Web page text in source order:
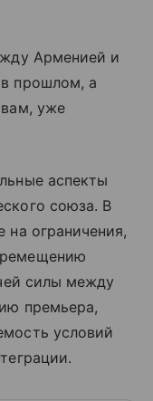
Арменией и
прошлом, а
уже
аспекты
союза. В
на ограничения,
силы между
премьера,
условий